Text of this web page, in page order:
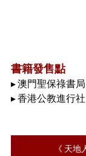
書籍發售點
▸ 澳門聖保祿書局
▸ 香港公教進行社
《 天